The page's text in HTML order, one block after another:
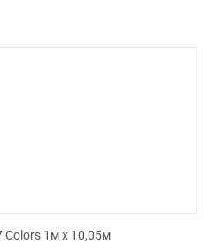
Colors 1м х 10,05м